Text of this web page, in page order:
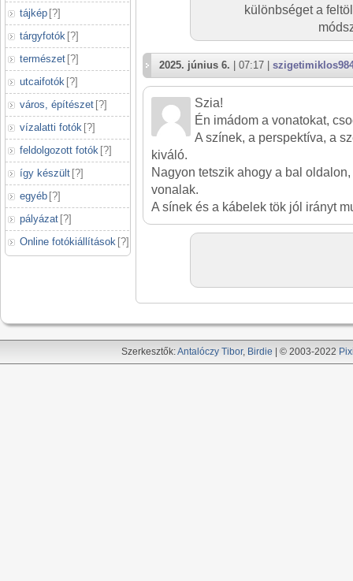
tájkép [?]
tárgyfotók [?]
természet [?]
utcaifotók [?]
város, építészet [?]
vízalatti fotók [?]
feldolgozott fotók [?]
így készült [?]
egyéb [?]
pályázat [?]
Online fotókiállítások [?]
különbséget a
2025. június 6. | 07:17 |
Szia!
Én imádom a vonatokat,
A színek, a perspektíva, a
kiváló.
Nagyon tetszik ahogy a bal
vonalak.
A sínek és a kábelek tök jól irányt
Szerkesztők:Antalóczy Tibor, Birdie | © 2003-2022